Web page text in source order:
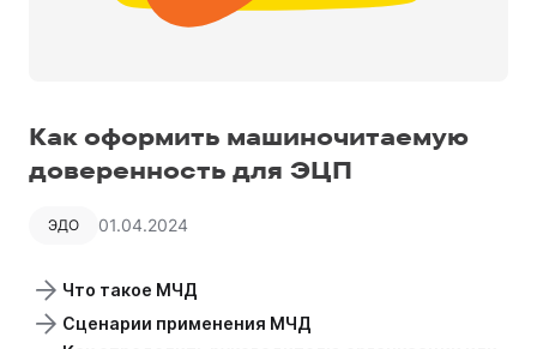
Как оформить машиночитаемую
доверенность для ЭЦП
ЭДО 01.04.2024
Что такое МЧД
Сценарии применения МЧД